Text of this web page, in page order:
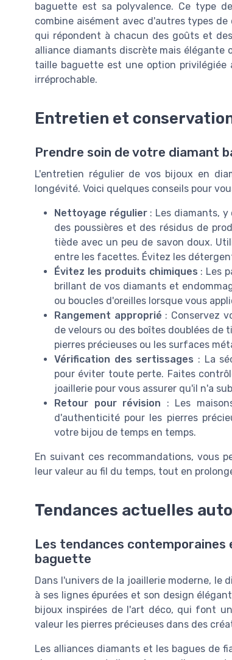
baguette est sa polyvalence. Ce type
combine aisément avec d'autres types
qui répondent à chacun des goûts et
alliance diamants discrète mais élégante
taille baguette est une option privilégiée
irréprochable.
Entretien et
Prendre soin de votre diamant
L'entretien régulier de vos bijoux en
longévité. Voici quelques conseils pour
Nettoyage régulier: Les diamants, y
des poussières et des résidus de
tiède avec un peu de savon doux.
entre les facettes. Évitez les
Évitez les produits chimiques : Les
brillant de vos diamants et
ou boucles d'oreilles lorsque vous
Rangement approprié : Conservez
de velours ou des boîtes doublées
pierres précieuses ou les surfaces
Vérification des sertissages : La
pour éviter toute perte. Faites
joaillerie pour vous assurer qu'il n'a
Retour pour révision : Les
d'authenticité pour les pierres
votre bijou de temps en temps.
En suivant ces recommandations, vous
leur valeur au fil du temps, tout en
Tendances actuelles
Les tendances
baguette
Dans l'univers de la joaillerie moderne, le
à ses lignes épurées et son design
bijoux inspirées de l'art déco, qui font
valeur les pierres précieuses dans des
Les alliances diamants et les bagues de